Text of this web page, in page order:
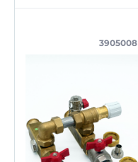
3905008